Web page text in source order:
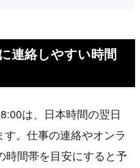
連絡しやすい時間
は、日本時間の翌日
。仕事の連絡やオンラ
時間帯を目安にすると予